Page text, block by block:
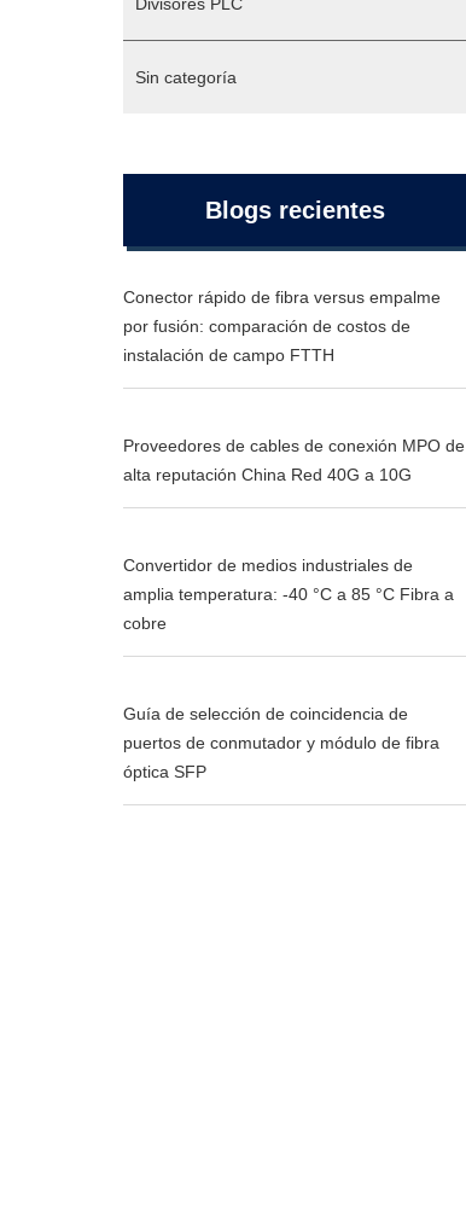
Sin categoría
Blogs recientes
Conector rápido de fibra versus empalme
por fusión: comparación de costos de
instalación de campo FTTH
Proveedores de cables de conexión MPO de
alta reputación China Red 40G a 10G
Convertidor de medios industriales de
amplia temperatura: -40 °C a 85 °C Fibra a
cobre
Guía de selección de coincidencia de
puertos de conmutador y módulo de fibra
óptica SFP